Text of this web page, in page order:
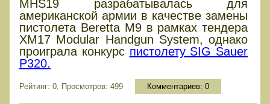
MHS19 разрабатывалась для
американской армии в качестве замены
пистолета Beretta M9 в рамках тендера
XM17 Modular Handgun System, однако
проиграла конкурс пистолету SIG Sauer
P320.
Рейтинг: 0, Просмотров: 499 Комментариев: 0